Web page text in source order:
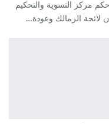
مركز التسوية والتحكيم
لائحة الزمالك وعودة…